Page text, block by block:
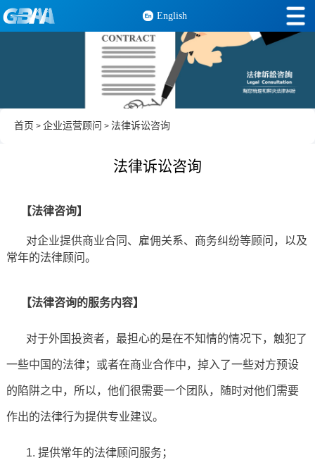
English
首页 > 企业运营顾问 > 法律诉讼咨询
法律诉讼咨询
【法律咨询】
对企业提供商业合同、雇佣关系、商务纠纷等顾问，以及
常年的法律顾问。
【法律咨询的服务内容】
对于外国投资者，最担心的是在不知情的情况下，触犯了
一些中国的法律；或者在商业合作中，掉入了一些对方预设
的陷阱之中，所以，他们很需要一个团队，随时对他们需要
作出的法律行为提供专业建议。
1. 提供常年的法律顾问服务；